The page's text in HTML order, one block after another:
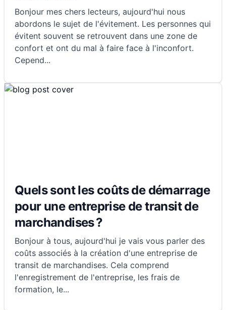
Bonjour mes chers lecteurs, aujourd'hui nous
abordons le sujet de l'évitement. Les personnes qui
évitent souvent se retrouvent dans une zone de
confort et ont du mal à faire face à l'inconfort.
Cepend...
Quels sont les coûts de démarrage
pour une entreprise de transit de
marchandises ?
Bonjour à tous, aujourd'hui je vais vous parler des
coûts associés à la création d'une entreprise de
transit de marchandises. Cela comprend
l'enregistrement de l'entreprise, les frais de
formation, le...